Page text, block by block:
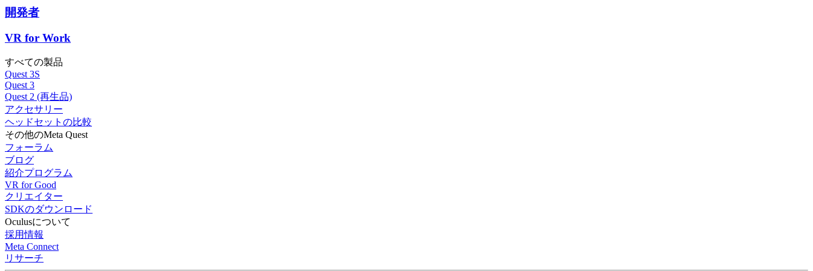
開発者
VR for Work
すべての製品
Quest 3S
Quest 3
Quest 2 (再生品)
アクセサリー
ヘッドセットの比較
その他のMeta Quest
フォーラム
ブログ
紹介プログラム
VR for Good
クリエイター
SDKのダウンロード
Oculusについて
採用情報
Meta Connect
リサーチ